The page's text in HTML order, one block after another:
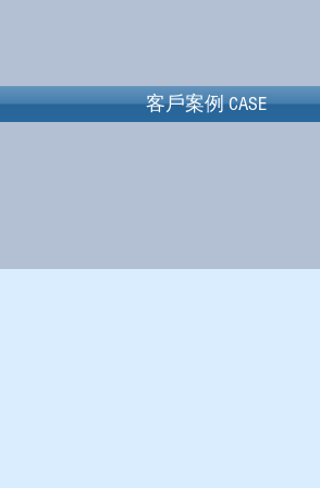
客戶案例 CASE
客戶案例 CASE